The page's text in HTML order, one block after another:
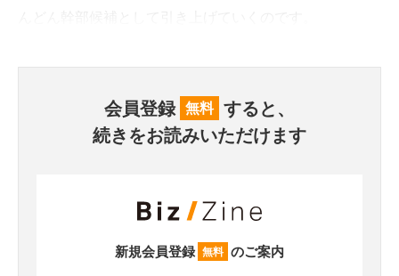
会員登録 無料 すると、
続きをお読みいただけます
新規会員登録 無料 のご案内